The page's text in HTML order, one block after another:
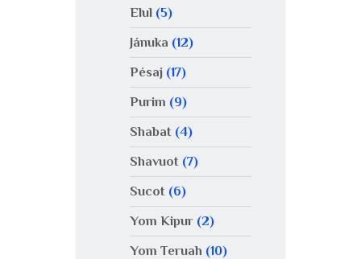
Elul(5)
Jánuka (12)
Pésaj(17)
Purim (9)
Shabat (4)
Shavuot (7)
Sucot (6)
Yom Kipur(2)
Yom Teruah (10)